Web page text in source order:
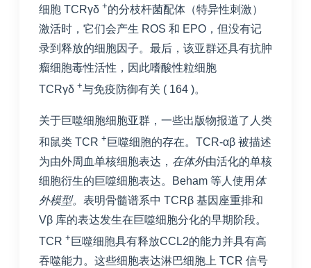
细胞 TCRγδ +的分枝杆菌配体（特异性刺激）
激活时，它们会产生 ROS 和 EPO，但没有记
录到释放的细胞因子。最后，该亚群还具有抗肿
瘤细胞毒性活性，因此嗜酸性粒细胞
TCRγδ +与免疫防御有关 ( 164 )。
关于巨噬细胞细胞亚群，一些出版物报道了人类
和鼠类 TCR + 巨噬细胞的存在。TCR-αβ 被描述
为由外周血单核细胞表达， 在体外由活化的单核
细胞衍生的巨噬细胞表达。Beham 等人使用 体
外模型。 表明骨髓谱系中 TCRβ 基因座重排和
Vβ 库的表达发生在巨噬细胞分化的早期阶段。
TCR + 巨噬细胞具有释放CCL2的能力并具有高
吞噬能力。这些细胞表达淋巴细胞上 TCR 信号